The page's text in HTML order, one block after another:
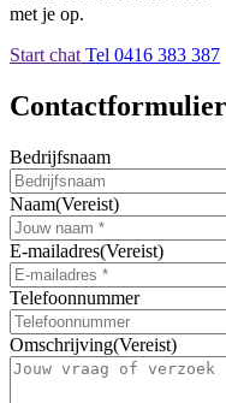
met je op.
Start chat Tel 0416 383 387
Contactformulier
Bedrijfsnaam
Naam(Vereist)
E-mailadres(Vereist)
Telefoonnummer
Omschrijving(Vereist)